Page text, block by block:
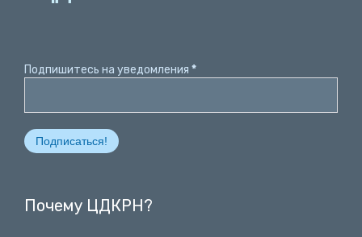
Подпишитесь на уведомления *
Почему ЦДКРН?